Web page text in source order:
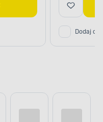
Dodaj do